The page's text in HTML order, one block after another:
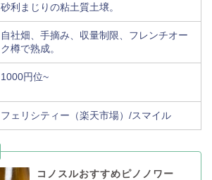
砂利まじりの粘土質土壌。
自社畑、手摘み、収量制限、フレンチオー
ク樽で熟成。
1000円位~
フェリシティー（楽天市場）/スマイル
コノスルおすすめピノノワー